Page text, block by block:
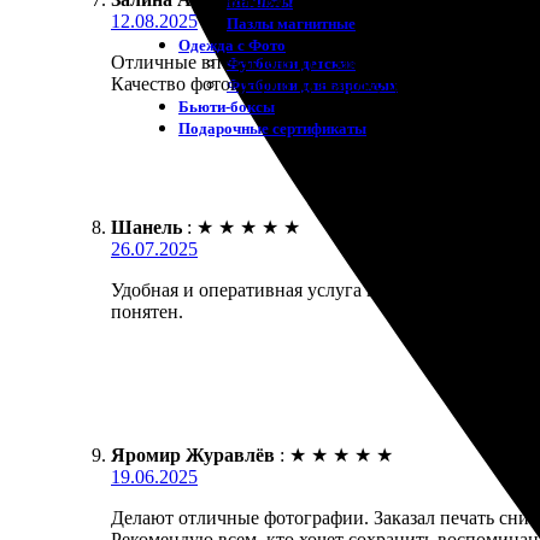
Пазлы магнитные
Одежда с Фото
Футболки детские
Футболки для взрослых
Бьюти-боксы
Подарочные сертификаты
12.08.2025
Отличные впечатления от заказа печати
Качество фотографий на высоте, цвета яркие и
Шанель : ★ ★ ★ ★ ★
26.07.2025
Удобная и оперативная услуга печати
понятен.
Яромир Журавлёв : ★ ★ ★ ★ ★
19.06.2025
Делают отличные фотографии. Заказал печать